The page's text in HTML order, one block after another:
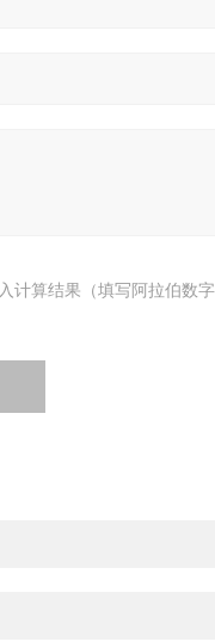
计算结果（填写阿拉伯数